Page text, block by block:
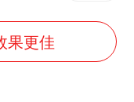
果更佳